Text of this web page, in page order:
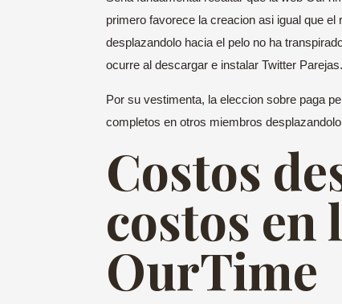
primero favorece la creacion asi­ igual que
desplazandolo hacia el pelo no ha
ocurre al descargar e instalar Twitter Parejas.
Por su vestimenta, la eleccion sobre paga
completos en otros miembros
Costos
costos en
OurTime